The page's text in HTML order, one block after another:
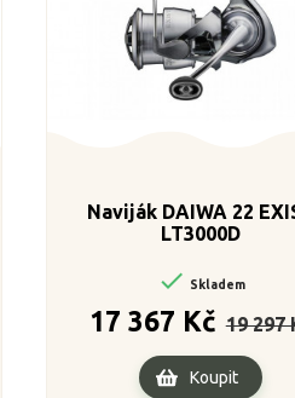
Naviják DAIWA 22
LT3000D
 Skladem
17 367 Kč cena
19 297
Koupit